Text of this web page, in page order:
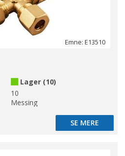
Emne: E13510
Lager (10)
10
Messing
SE MERE
SE MERE